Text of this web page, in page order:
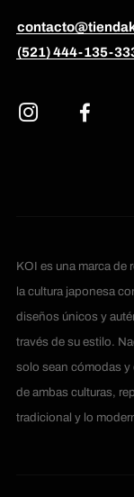
(521) 444-135-
KOI es una marca de
la cultura japonesa
diseños únicos y
través de su estilo.
solo sean cómodas y
de ambas culturas,
tradicional y lo